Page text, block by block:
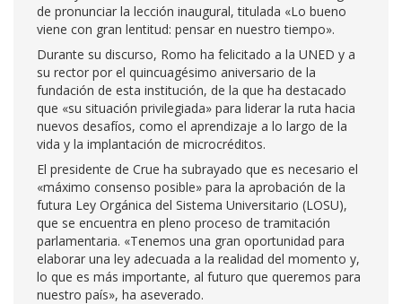
de pronunciar la lección inaugural, titulada «Lo bueno
viene con gran lentitud: pensar en nuestro tiempo».
Durante su discurso, Romo ha felicitado a la UNED y a
su rector por el quincuagésimo aniversario de la
fundación de esta institución, de la que ha destacado
que «su situación privilegiada» para liderar la ruta hacia
nuevos desafíos, como el aprendizaje a lo largo de la
vida y la implantación de microcréditos.
El presidente de Crue ha subrayado que es necesario el
«máximo consenso posible» para la aprobación de la
futura Ley Orgánica del Sistema Universitario (LOSU),
que se encuentra en pleno proceso de tramitación
parlamentaria. «Tenemos una gran oportunidad para
elaborar una ley adecuada a la realidad del momento y,
lo que es más importante, al futuro que queremos para
nuestro país», ha aseverado.